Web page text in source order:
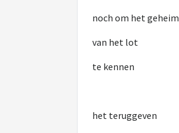
noch om het geheim
van het lot
te kennen
het teruggeven